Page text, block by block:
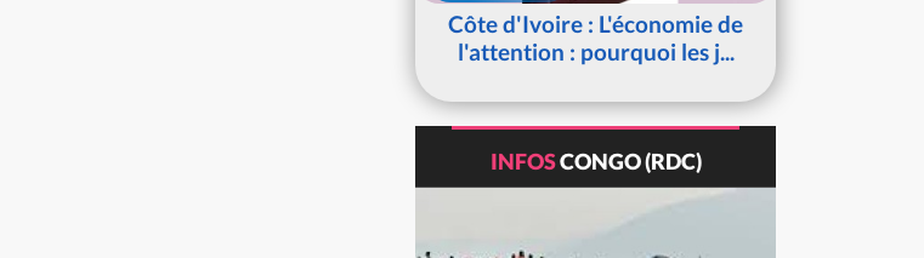
Côte d'Ivoire : L'économie de
l'attention : pourquoi les j...
INFOSCONGO (RDC)